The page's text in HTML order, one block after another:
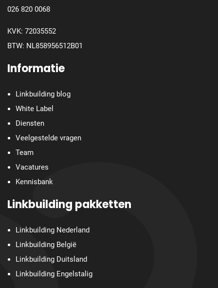
026 820 0068
KVK: 72035552
BTW: NL858956512B01
Informatie
Linkbuilding blog
White Label
Diensten
Veelgestelde vragen
Team
Vacatures
Kennisbank
Linkbuilding pakketten
Linkbuilding Nederland
Linkbuilding België
Linkbuilding Duitsland
Linkbuilding Engelstalig